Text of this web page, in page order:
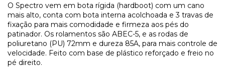
O Spectro vem em bota rígida (hardboot) com um cano
mais alto, conta com bota interna acolchoada e 3 travas de
fixação para mais comodidade e firmeza aos pés do
patinador. Os rolamentos são ABEC-5, e as rodas de
poliuretano (PU) 72mm e dureza 85A, para mais controle de
velocidade. Feito com base de plástico reforçado e freio no
pé direito.